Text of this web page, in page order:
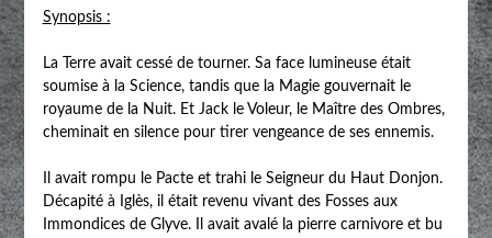
Synopsis :
La Terre avait cessé de tourner. Sa face lumineuse était
soumise à la Science, tandis que la Magie gouvernait le
royaume de la Nuit. Et Jack le Voleur, le Maître des Ombres,
cheminait en silence pour tirer vengeance de ses ennemis.
Il avait rompu le Pacte et trahi le Seigneur du Haut Donjon.
Décapité à Iglès, il était revenu vivant des Fosses aux
Immondices de Glyve. Il avait avalé la pierre carnivore et bu